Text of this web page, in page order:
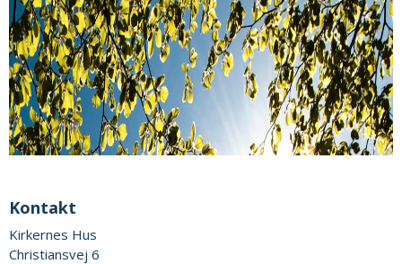
Kontakt
Kirkernes Hus
Christiansvej 6